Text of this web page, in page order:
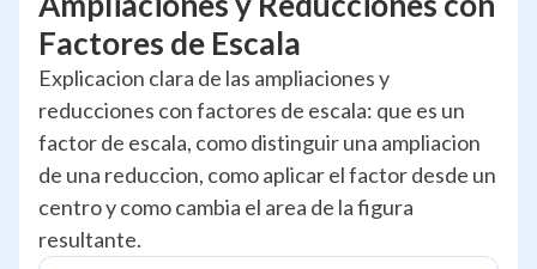
Factores de Escala
Explicacion clara de las ampliaciones y
reducciones con factores de escala: que es un
factor de escala, como distinguir una ampliacion
de una reduccion, como aplicar el factor desde un
centro y como cambia el area de la figura
resultante.